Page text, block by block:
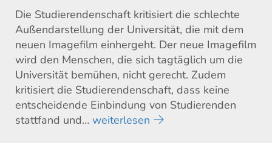
Die Studierendenschaft kritisiert die schlechte
Außendarstellung der Universität, die mit dem
neuen Imagefilm einhergeht. Der neue Imagefilm
wird den Menschen, die sich tagtäglich um die
Universität bemühen, nicht gerecht. Zudem
kritisiert die Studierendenschaft, dass keine
entscheidende Einbindung von Studierenden
stattfand und… weiterlesen